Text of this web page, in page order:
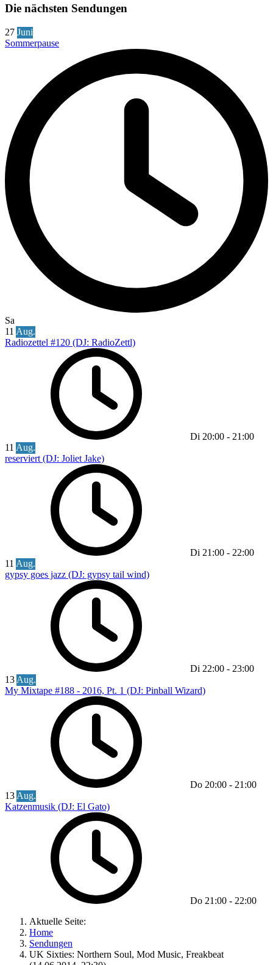
Die nächsten Sendungen
27 Juni
Sommerpause
Sa
11 Aug.
Radiozettel #120 (DJ: RadioZettl)
Di 20:00 - 21:00
11 Aug.
reserviert (DJ: Joliet Jake)
Di 21:00 - 22:00
11 Aug.
gypsy goes jazz (DJ: gypsy tail wind)
Di 22:00 - 23:00
13 Aug.
My Mixtape #188 - 2016, Pt. 1 (DJ: Pinball Wizard)
Do 20:00 - 21:00
13 Aug.
Katzenmusik (DJ: El Gato)
Do 21:00 - 22:00
Aktuelle Seite:
Home
Sendungen
UK Sixties: Northern Soul, Mod Music, Freakbeat